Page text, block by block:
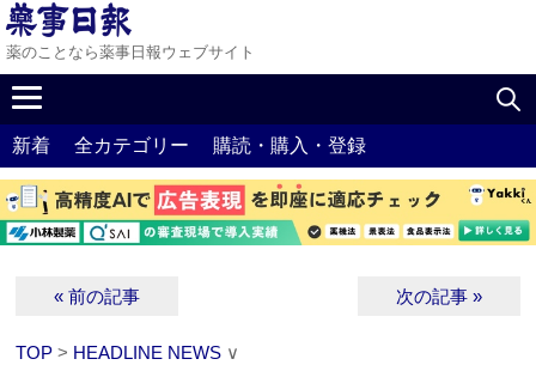
薬のことなら薬事日報ウェブサイト
新着 全カテゴリー 購読・購入・登録
« 前の記事 次の記事 »
TOP > HEADLINE NEWS ∨